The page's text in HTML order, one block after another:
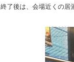
終了後は、会場近くの居